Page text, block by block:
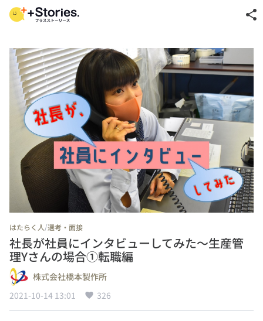
share
はたらく人/選考・面接
社長が社員にインタビューしてみた～生産管
理Yさんの場合①転職編
株式会社橋本製作所
2021-10-14 13:01
326